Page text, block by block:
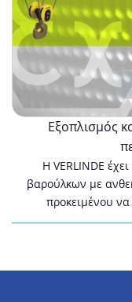
ΕΧ
Εξοπλισμός
Η VERLINDE
βαρούλκων με
προκειμένου